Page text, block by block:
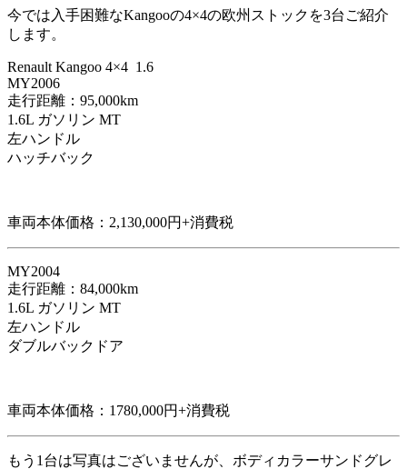
今では入手困難なKangooの4×4の欧州ストックを3台ご紹介
します。
Renault Kangoo 4×4 1.6
MY2006
走行距離：95,000km
1.6L ガソリン MT
左ハンドル
ハッチバック
車両本体価格：2,130,000円+消費税
MY2004
走行距離：84,000km
1.6L ガソリン MT
左ハンドル
ダブルバックドア
車両本体価格：1780,000円+消費税
もう1台は写真はございませんが、ボディカラーサンドグレ